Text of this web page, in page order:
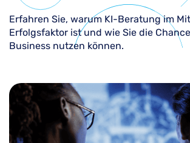
Erfahren Sie, warum KI-Beratung im
Erfolgsfaktor ist und wie Sie die
Business nutzen können.